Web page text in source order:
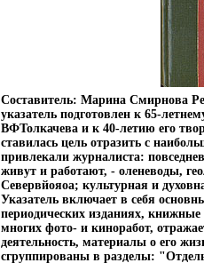
Составитель: Марина Смирнова
указатель подготовлен к 65-
ВФТолкачева и к 40-летию его
ставилась цель отразить с
привлекали журналиста:
живут и работают, - оленеводы,
Севервйояоа; культурная и
Указатель включает в себя
периодических изданиях, книжные
многих фото- и киноработ,
деятельность, материалы о его
сгруппированы в разделы: